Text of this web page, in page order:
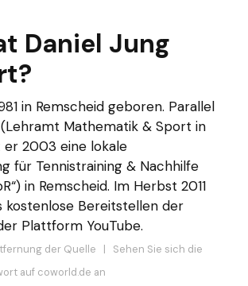
Daniel Jung
in Remscheid geboren. Parallel
Mathematik & Sport in
er 2003 eine lokale
für Tennistraining & Nachhilfe
in Remscheid. Im Herbst 2011
Bereitstellen der
Plattform YouTube.
der Quelle | Sehen Sie sich die
auf coworld.de an